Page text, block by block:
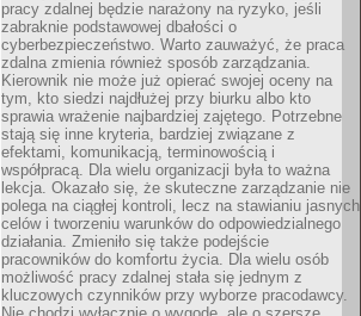
pracy zdalnej będzie narażony na ryzyko, jeśli
zabraknie podstawowej dbałości o
cyberbezpieczeństwo. Warto zauważyć, że praca
zdalna zmienia również sposób zarządzania.
Kierownik nie może już opierać swojej oceny na
tym, kto siedzi najdłużej przy biurku albo kto
sprawia wrażenie najbardziej zajętego. Potrzebne
stają się inne kryteria, bardziej związane z
efektami, komunikacją, terminowością i
współpracą. Dla wielu organizacji była to ważna
lekcja. Okazało się, że skuteczne zarządzanie nie
polega na ciągłej kontroli, lecz na stawianiu jasnych
celów i tworzeniu warunków do odpowiedzialnego
działania. Zmieniło się także podejście
pracowników do komfortu życia. Dla wielu osób
możliwość pracy zdalnej stała się jednym z
kluczowych czynników przy wyborze pracodawcy.